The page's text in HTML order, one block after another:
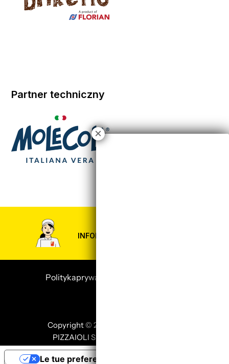
Partner techniczny
INFORMACJE? ASK FEDERICA
Politykaprywatności
Copyright © 2025 SCUOLA ITALIANA
PIZZAIOLI SRL P. IVA 02957980341
Le tue preferenze relative alla privacy